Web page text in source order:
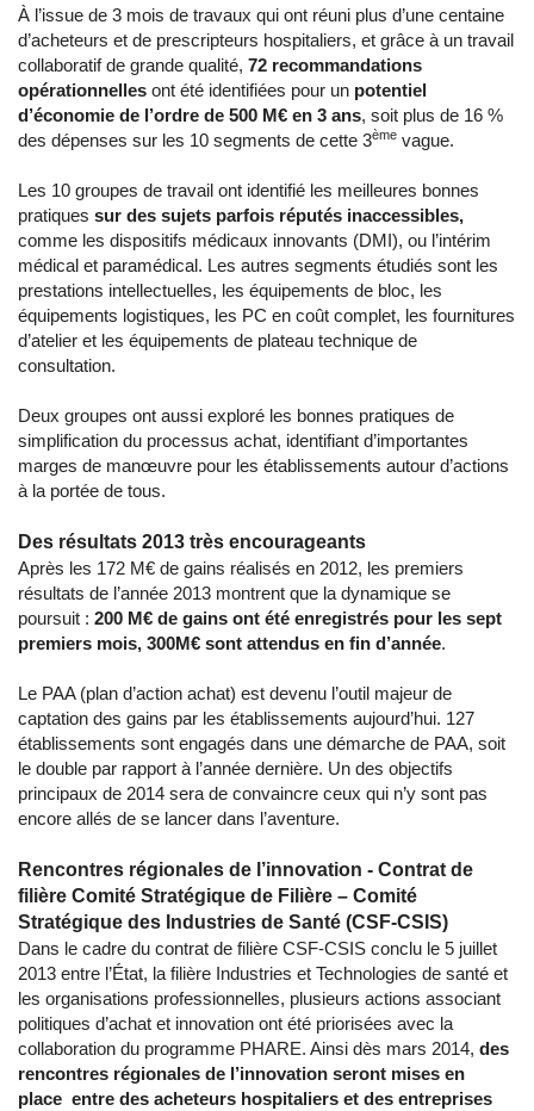
À l’issue de 3 mois de travaux qui ont réuni plus d’une centaine
d’acheteurs et de prescripteurs hospitaliers, et grâce à un travail
collaboratif de grande qualité, 72 recommandations
opérationnelles ont été identifiées pour un potentiel
d’économie de l’ordre de 500 M€ en 3 ans, soit plus de 16 %
des dépenses sur les 10 segments de cette 3ème vague.
Les 10 groupes de travail ont identifié les meilleures bonnes
pratiques sur des sujets parfois réputés inaccessibles,
comme les dispositifs médicaux innovants (DMI), ou l’intérim
médical et paramédical. Les autres segments étudiés sont les
prestations intellectuelles, les équipements de bloc, les
équipements logistiques, les PC en coût complet, les fournitures
d’atelier et les équipements de plateau technique de
consultation.
Deux groupes ont aussi exploré les bonnes pratiques de
simplification du processus achat, identifiant d’importantes
marges de manœuvre pour les établissements autour d’actions
à la portée de tous.
Des résultats 2013 très encourageants
Après les 172 M€ de gains réalisés en 2012, les premiers
résultats de l’année 2013 montrent que la dynamique se
poursuit : 200 M€ de gains ont été enregistrés pour les sept
premiers mois, 300M€ sont attendus en fin d’année.
Le PAA (plan d’action achat) est devenu l’outil majeur de
captation des gains par les établissements aujourd’hui. 127
établissements sont engagés dans une démarche de PAA, soit
le double par rapport à l’année dernière. Un des objectifs
principaux de 2014 sera de convaincre ceux qui n’y sont pas
encore allés de se lancer dans l’aventure.
Rencontres régionales de l’innovation - Contrat de
filière Comité Stratégique de Filière – Comité
Stratégique des Industries de Santé (CSF-CSIS)
Dans le cadre du contrat de filière CSF-CSIS conclu le 5 juillet
2013 entre l’État, la filière Industries et Technologies de santé et
les organisations professionnelles, plusieurs actions associant
politiques d’achat et innovation ont été priorisées avec la
collaboration du programme PHARE. Ainsi dès mars 2014, des
rencontres régionales de l’innovation seront mises en
place entre des acheteurs hospitaliers et des entreprises